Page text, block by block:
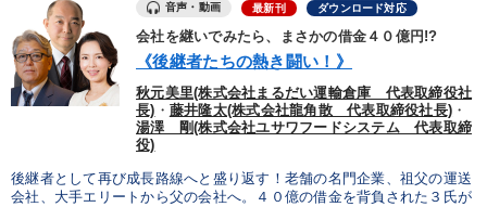
音声・動画 最新刊 ダウンロード対応
会社を継いでみたら、まさかの借金４０億円!?
《後継者たちの熱き闘い！》
秋元美里(株式会社まるだい運輸倉庫 代表取締役社
長) ・ 藤井隆太(株式会社龍角散 代表取締役社長) ・
湯澤 剛(株式会社ユサワフードシステム 代表取締
役)
後継者として再び成長路線へと盛り返す！老舗の名門企業、祖父の運送
会社、大手エリートから父の会社へ。４０億の借金を背負された３氏が